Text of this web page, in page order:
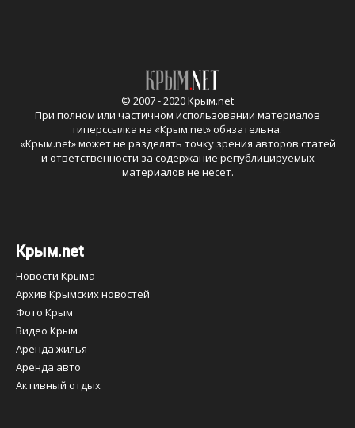
© 2007 - 2020 Крым.net
При полном или частичном использовании материалов
гиперссылка на «Крым.net» обязательна.
«Крым.net» может не разделять точку зрения авторов статей
и ответственности за содержание републицируемых
материалов не несет.
Крым.net
Новости Крыма
Архив Крымских новостей
Фото Крым
Видео Крым
Аренда жилья
Аренда авто
Активный отдых